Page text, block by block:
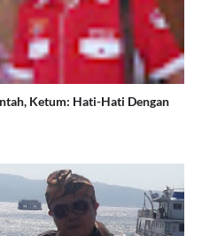
Ketum: Hati-Hati Dengan